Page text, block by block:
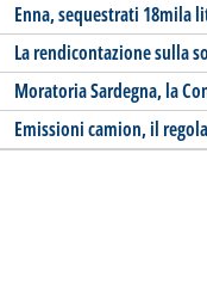
Enna, sequestrati 18mila
La rendicontazione sulla
Moratoria Sardegna, la
Emissioni camion, il